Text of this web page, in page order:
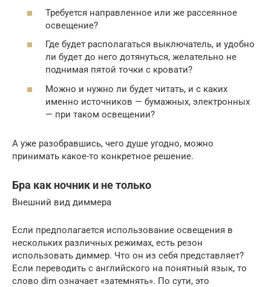
Требуется направленное или же рассеянное
освещение?
Где будет располагаться выключатель, и удобно
ли будет до него дотянуться, желательно не
поднимая пятой точки с кровати?
Можно и нужно ли будет читать, и с каких
именно источников — бумажных, электронных
— при таком освещении?
А уже разобравшись, чего душе угодно, можно
принимать какое-то конкретное решение.
Бра как ночник и не только
Внешний вид диммера
Если предполагается использование освещения в
нескольких различных режимах, есть резон
использовать диммер. Что он из себя представляет?
Если переводить с английского на понятный язык, то
слово dim означает «затемнять». По сути, это